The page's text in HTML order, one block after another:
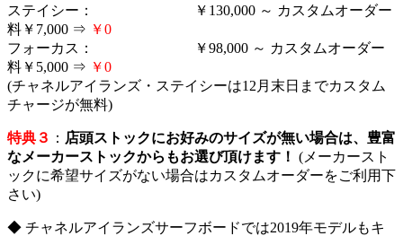
ステイシー： ￥130,000 ～ カスタムオーダー
料￥7,000 ⇒ ￥0
フォーカス： ￥98,000 ～ カスタムオーダー
料￥5,000 ⇒ ￥0
(チャネルアイランズ・ステイシーは12月末日までカスタム
チャージが無料)
特典３ ： 店頭ストックにお好みのサイズが無い場合は、豊富
なメーカーストックからもお選び頂けます！ (メーカースト
ックに希望サイズがない場合はカスタムオーダーをご利用下
さい)
◆ チャネルアイランズサーフボードでは2019年モデルもキ